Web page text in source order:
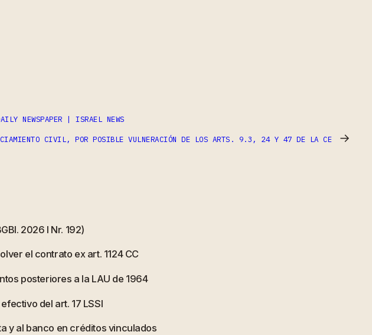
NEWSPAPER | ISRAEL NEWS
CIVIL, POR POSIBLE VULNERACIÓN DE LOS ARTS. 9.3, 24 Y 47 DE LA CE →
2026 I Nr. 192)
el contrato ex art. 1124 CC
posteriores a la LAU de 1964
del art. 17 LSSI
y al banco en créditos vinculados